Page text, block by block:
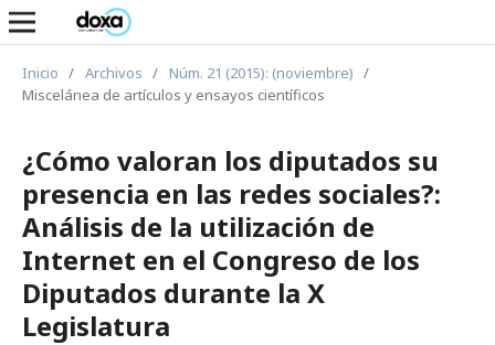
Inicio / Archivos / Núm. 21 (2015): (noviembre) /
Miscelánea de artículos y ensayos científicos
¿Cómo valoran los diputados su
presencia en las redes sociales?:
Análisis de la utilización de
Internet en el Congreso de los
Diputados durante la X
Legislatura